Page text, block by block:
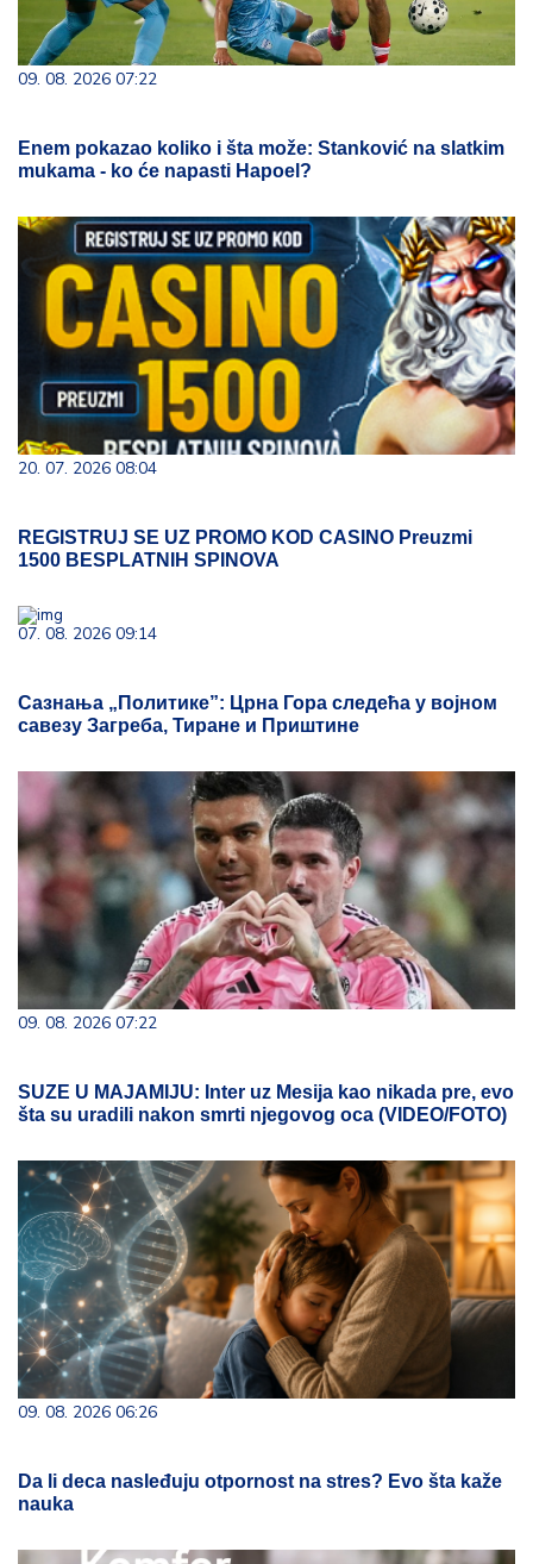
09. 08. 2026 07:22
Enem pokazao koliko i šta može: Stanković na slatkim
mukama - ko će napasti Hapoel?
20. 07. 2026 08:04
REGISTRUJ SE UZ PROMO KOD CASINO Preuzmi
1500 BESPLATNIH SPINOVA
07. 08. 2026 09:14
Сазнања „Политике”: Црна Гора следећа у војном
савезу Загреба, Тиране и Приштине
09. 08. 2026 07:22
SUZE U MAJAMIJU: Inter uz Mesija kao nikada pre, evo
šta su uradili nakon smrti njegovog oca (VIDEO/FOTO)
09. 08. 2026 06:26
Da li deca nasleđuju otpornost na stres? Evo šta kaže
nauka